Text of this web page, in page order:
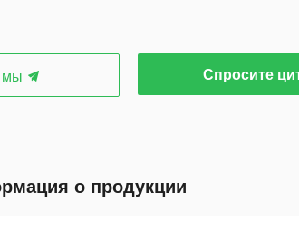
мы Спросите
о продукции